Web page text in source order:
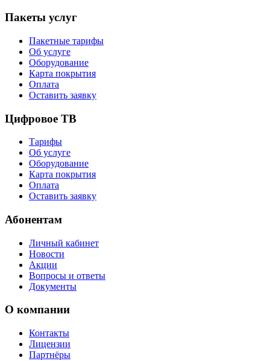
Пакеты услуг
Пакетные тарифы
Об услуге
Оборудование
Карта покрытия
Оплата
Оставить заявку
Цифровое ТВ
Тарифы
Об услуге
Оборудование
Карта покрытия
Оплата
Оставить заявку
Абонентам
Личный кабинет
Новости
Акции
Вопросы и ответы
Документы
О компании
Контакты
Лицензии
Партнёры